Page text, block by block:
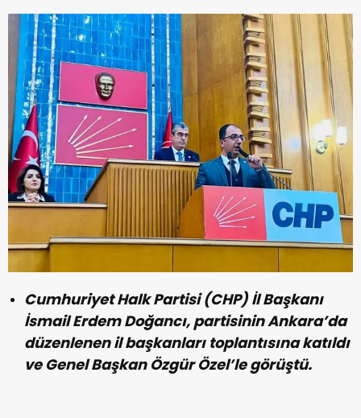
Cumhuriyet Halk Partisi (CHP) İl Başkanı
İsmail Erdem Doğancı, partisinin Ankara’da
düzenlenen il başkanları toplantısına katıldı
ve Genel Başkan Özgür Özel’le görüştü.